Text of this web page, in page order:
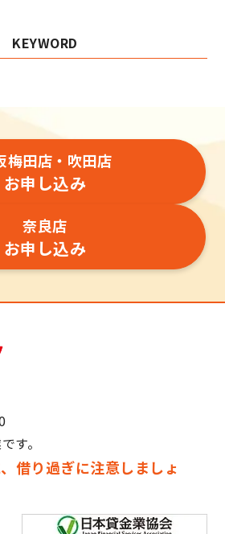
KEYWORD
梅田店・吹田店
お申し込み
奈良店
お申し込み
す。
借り過ぎに注意しましょ